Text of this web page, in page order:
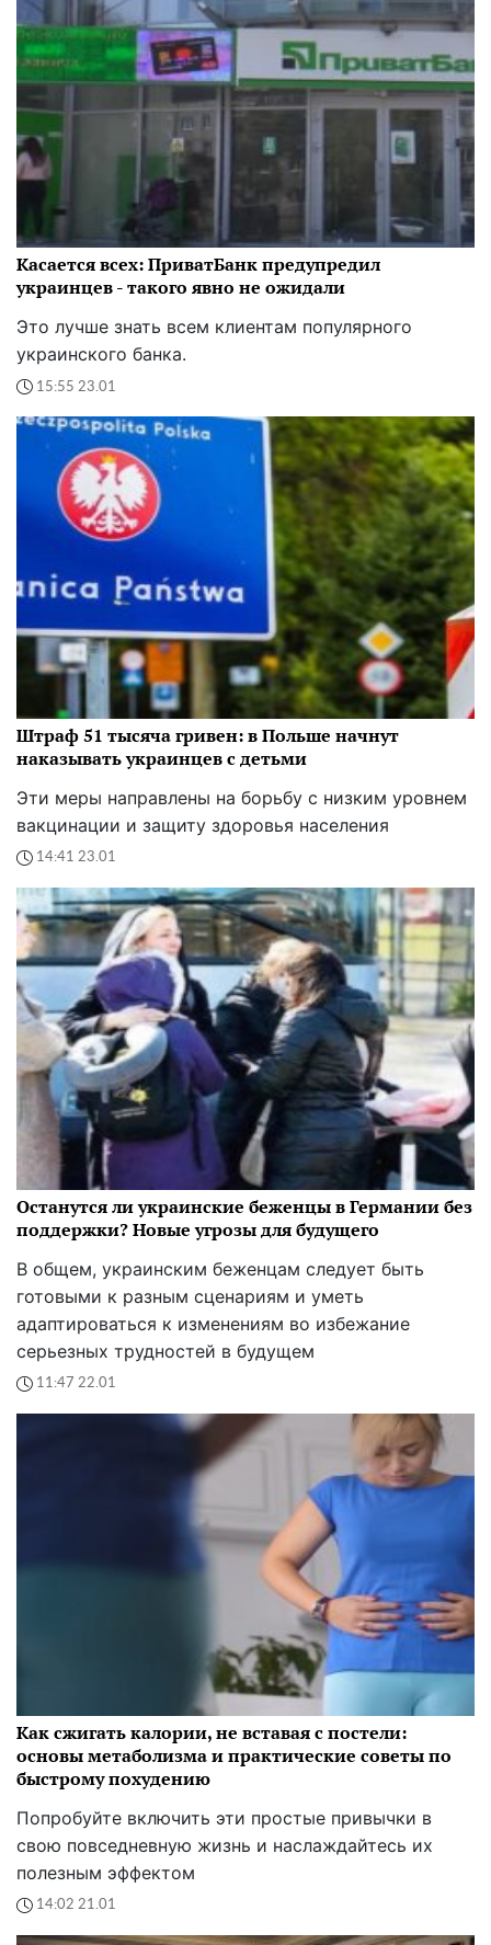
Касается всех: ПриватБанк предупредил
украинцев - такого явно не ожидали
Это лучше знать всем клиентам популярного
украинского банка.
15:55 23.01
Штраф 51 тысяча гривен: в Польше начнут
наказывать украинцев с детьми
Эти меры направлены на борьбу с низким уровнем
вакцинации и защиту здоровья населения
14:41 23.01
Останутся ли украинские беженцы в Германии без
поддержки? Новые угрозы для будущего
В общем, украинским беженцам следует быть
готовыми к разным сценариям и уметь
адаптироваться к изменениям во избежание
серьезных трудностей в будущем
11:47 22.01
Как сжигать калории, не вставая с постели:
основы метаболизма и практические советы по
быстрому похудению
Попробуйте включить эти простые привычки в
свою повседневную жизнь и наслаждайтесь их
полезным эффектом
14:02 21.01